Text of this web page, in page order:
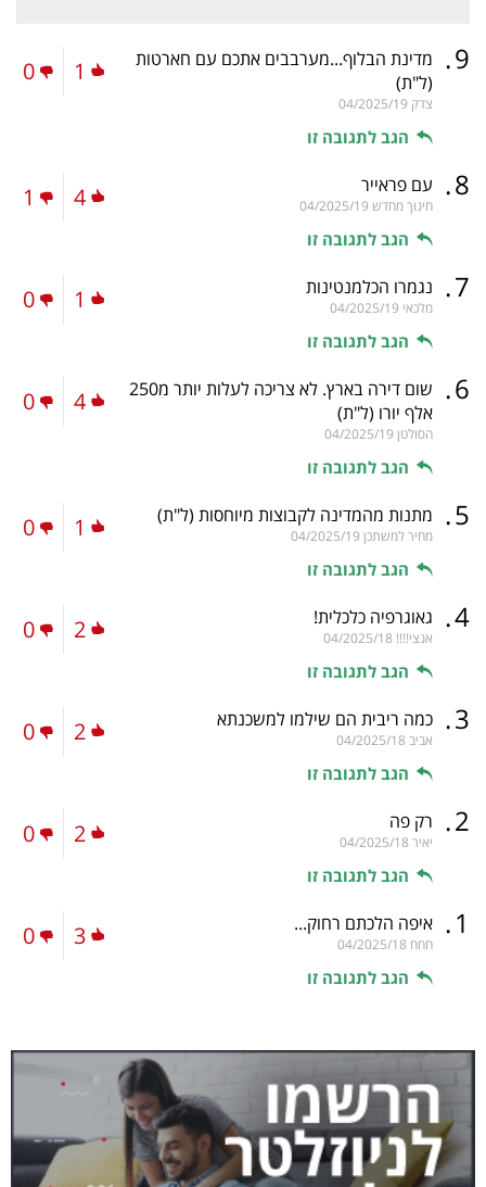
9
. מדינת הבלוף...מערבבים אתכם עם חארטות
(ל"ת)
צדק 04/2025/19
הגב לתגובה זו
1
0
8
. עם פראייר
חינוך מחדש 04/2025/19
הגב לתגובה זו
4
1
7
. נגמרו הכלמנטינות
מלכאי 04/2025/19
הגב לתגובה זו
1
0
6
.
שום דירה בארץ. לא צריכה לעלות יותר מ250
אלף יורו (ל"ת)
הסולטן 04/2025/19
הגב לתגובה זו
4
0
5
. מתנות מהמדינה לקבוצות מיוחסות (ל"ת)
מחיר למשתכן 04/2025/19
הגב לתגובה זו
1
0
4
. גאוגרפיה כלכלית!
אנצי!!!! 04/2025/18
הגב לתגובה זו
2
0
3
. כמה ריבית הם שילמו למשכנתא
אביב 04/2025/18
הגב לתגובה זו
2
0
2
. רק פה
יאיר 04/2025/18
הגב לתגובה זו
2
0
1
. איפה הלכתם רחוק...
חחח 04/2025/18
הגב לתגובה זו
3
0